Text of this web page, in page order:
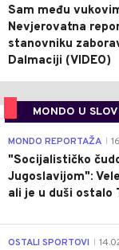
Sam među
Nevjerovatna
stanovniku
Dalmaciji (VIDEO)
MONDO U
MONDO REPORTAŽA
"Socijalističko
Jugoslavijom":
ali je u duši ostalo
OSTALI SPORTOVI